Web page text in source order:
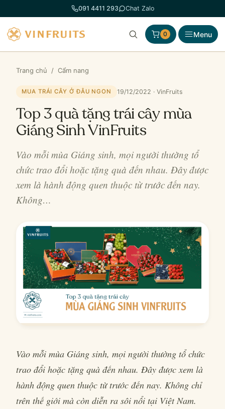
đến
phần
nội
dung
091 4411 293 Chat Zalo
0 Menu
Trang chủ / Cẩm nang
MUA TRÁI CÂY Ở ĐÂU NGON 19/12/2022 · VinFruits
Top 3 quà tặng trái cây mùa
Giáng Sinh VinFruits
Vào mỗi mùa Giáng sinh, mọi người thường tổ
chức trao đổi hoặc tặng quà đến nhau. Đây được
xem là hành động quen thuộc từ trước đến nay.
Không…
Vào mỗi mùa Giáng sinh, mọi người thường tổ chức
trao đổi hoặc tặng quà đến nhau. Đây được xem là
hành động quen thuộc từ trước đến nay. Không chỉ
trên thế giới mà còn diễn ra sôi nổi tại Việt Nam.